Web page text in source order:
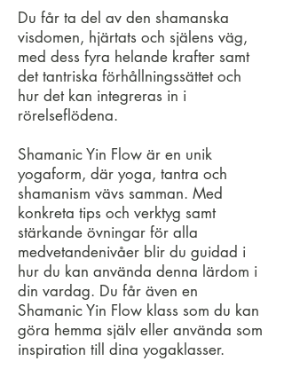
Du får ta del av den shamanska
visdomen, hjärtats och själens väg,
med dess fyra helande krafter samt
det tantriska förhållningssättet och
hur det kan integreras in i
rörelseflödena.
Shamanic Yin Flow är en unik
yogaform, där yoga, tantra och
shamanism vävs samman. Med
konkreta tips och verktyg samt
stärkande övningar för alla
medvetandenivåer blir du guidad i
hur du kan använda denna lärdom i
din vardag. Du får även en
Shamanic Yin Flow klass som du kan
göra hemma själv eller använda som
inspiration till dina yogaklasser.